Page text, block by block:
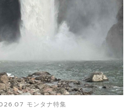
モンタナ特集